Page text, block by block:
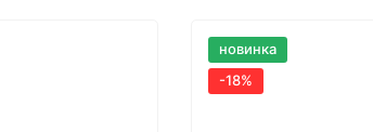
новинка
-18%